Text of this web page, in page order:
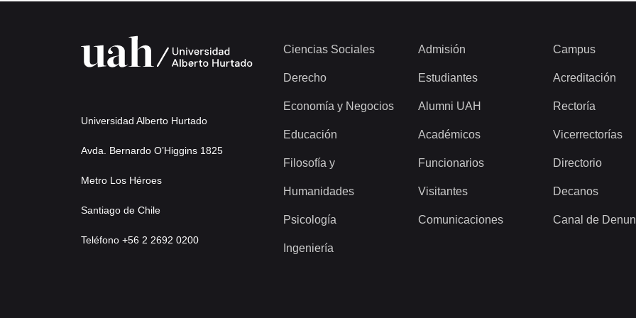
Universidad Alberto Hurtado
Avda. Bernardo O’Higgins 1825
Metro Los Héroes
Santiago de Chile
Teléfono +56 2 2692 0200
Ciencias Sociales
Derecho
Economía y Negocios
Educación
Filosofía y
Humanidades
Psicología
Ingeniería
Admisión
Estudiantes
Alumni UAH
Académicos
Funcionarios
Visitantes
Comunicaciones
Campus
Acreditación
Rectoría
Vicerrectorías
Directorio
Decanos
Canal de